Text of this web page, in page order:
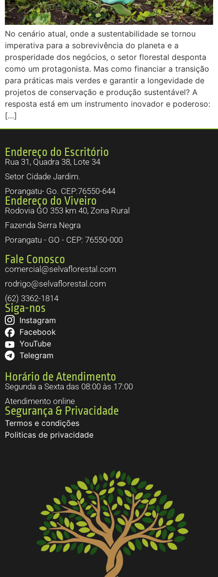
No cenário atual, onde a sustentabilidade se tornou
imperativa para a sobrevivência do planeta e a
prosperidade dos negócios, o setor florestal desponta
como um protagonista. Mas como financiar a transição
para práticas mais verdes e garantir a longevidade de
projetos de conservação e produção sustentável? A
resposta está em um instrumento inovador e poderoso:
[…]
Endereço do Escritório
Rua 31, Quadra 38, Lote 34
Setor Cidade Jardim.
Porangatu- Go. CEP:76550-644
Endereço do Viveiro
Rodovia GO 353 km 40, Zona Rural
Fazenda Serra Negra
Porangatu - GO - CEP: 76550-000
Fale Conosco
comercial@selvaflorestal.com
rodrigo@selvaflorestal.com
(62) 3362-1814
Siga-nos
Instagram
Facebook
YouTube
Telegram
Horário de Atendimento
Segunda a Sexta das 08:00 às 17:00
Atendimento online
Segurança & Privacidade
Termos e condições
Politicas de privacidade